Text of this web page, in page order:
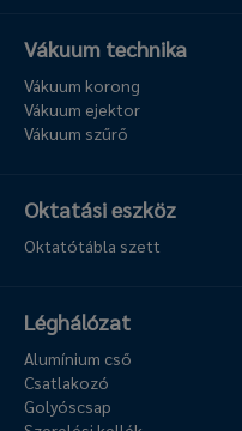
Vákuum technika
Vákuum korong
Vákuum ejektor
Vákuum szűrő
Oktatási eszköz
Oktatótábla szett
Léghálózat
Alumínium cső
Csatlakozó
Golyóscsap